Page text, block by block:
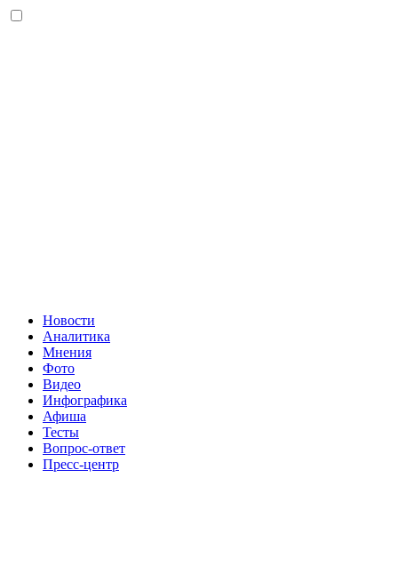
Новости
Аналитика
Мнения
Фото
Видео
Инфографика
Афиша
Тесты
Вопрос-ответ
Пресс-центр